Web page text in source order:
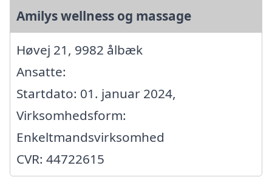
Amilys wellness og massage
Høvej 21, 9982 ålbæk
Ansatte:
Startdato: 01. januar 2024,
Virksomhedsform:
Enkeltmandsvirksomhed
CVR: 44722615